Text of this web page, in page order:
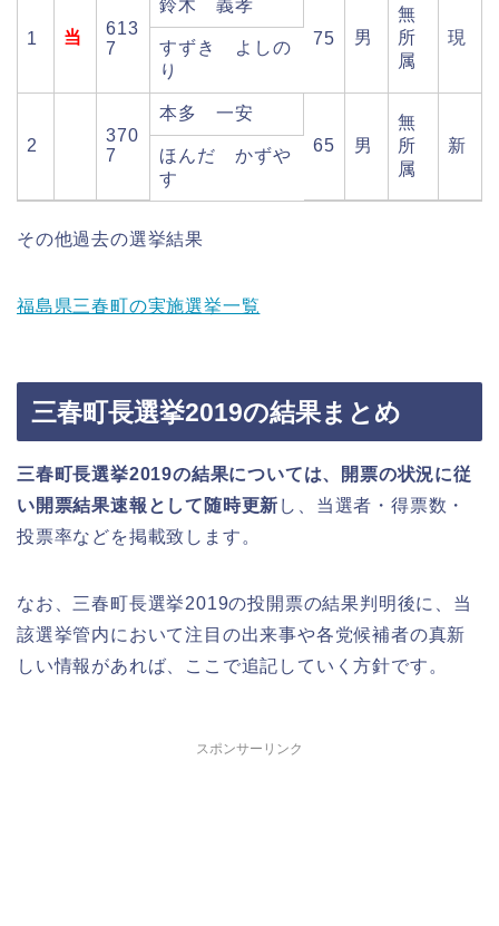
1 当
613
7
鈴木 義孝
75
男
無
所
属
現
すずき よしの
り
2
370
7
本多 一安
65
男
無
所
属
新
ほんだ かずや
す
その他過去の選挙結果
福島県三春町の実施選挙一覧
三春町長選挙2019の結果まとめ
三春町長選挙2019の結果については、開票の状況に従
い開票結果速報として随時更新 し、当選者・得票数・
投票率などを掲載致します。
なお、三春町長選挙2019の投開票の結果判明後に、当
該選挙管内において注目の出来事や各党候補者の真新
しい情報があれば、ここで追記していく方針です。
スポンサーリンク